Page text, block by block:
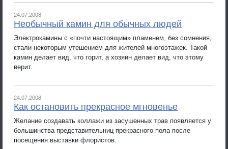
24.07.2008
Необычный камин для обычных людей
Электрокамины с «почти настоящим» пламенем, без сомнения,
стали некоторым утешением для жителей многоэтажек. Такой
камин делает вид, что горит, а хозяин делает вид, что этому
верит.
24.07.2008
Как остановить прекрасное мгновенье
Желание создавать коллажи из засушенных трав появляется у
большинства представительниц прекрасного пола после
посещения выставки флористов.